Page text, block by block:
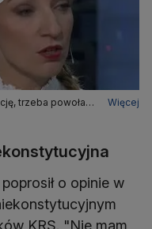
trzeba powołać
Więcej
o opinie w
KRS. "Nie mam